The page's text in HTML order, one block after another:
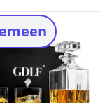
Alternatieven